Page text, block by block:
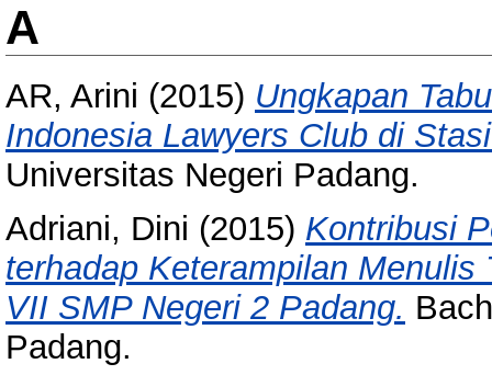
A
AR, Arini (2015) Ungkapan
Indonesia Lawyers Club di
Universitas Negeri Padang.
Adriani, Dini (2015) Kontribusi
terhadap Keterampilan
VII SMP Negeri 2 Padang.
Padang.